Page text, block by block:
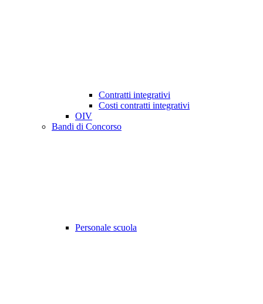
Contratti integrativi
Costi contratti integrativi
OIV
Bandi di Concorso
Personale scuola